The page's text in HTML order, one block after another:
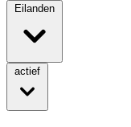
Eilanden
actief